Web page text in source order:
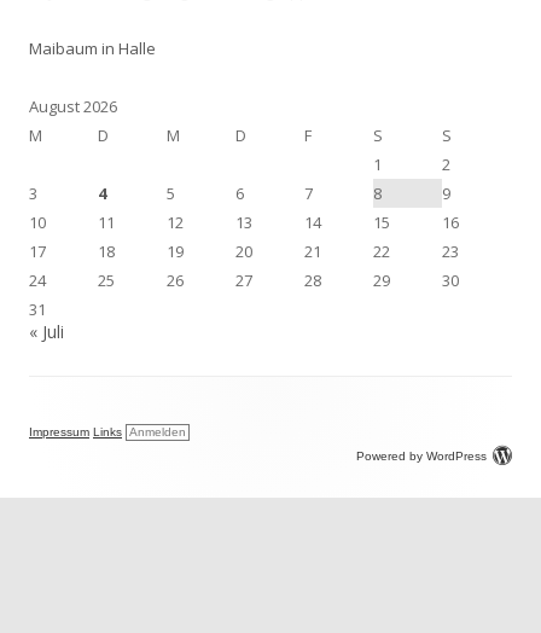
Maibaum in Halle
August 2026
M
D M D F S
S
1
2
3
4 5 6 7 8
9
10
11 12 13 14 15
16
17
18 19 20 21 22
23
24
25 26 27 28 29
30
31
« Juli
Impressum Links Anmelden
Powered by WordPress